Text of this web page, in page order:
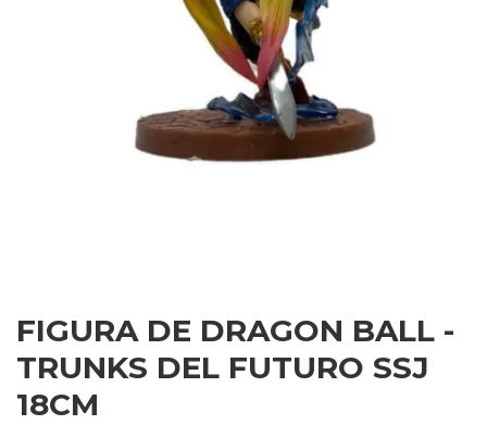
FIGURA DE DRAGON BALL -
TRUNKS DEL FUTURO SSJ
18CM